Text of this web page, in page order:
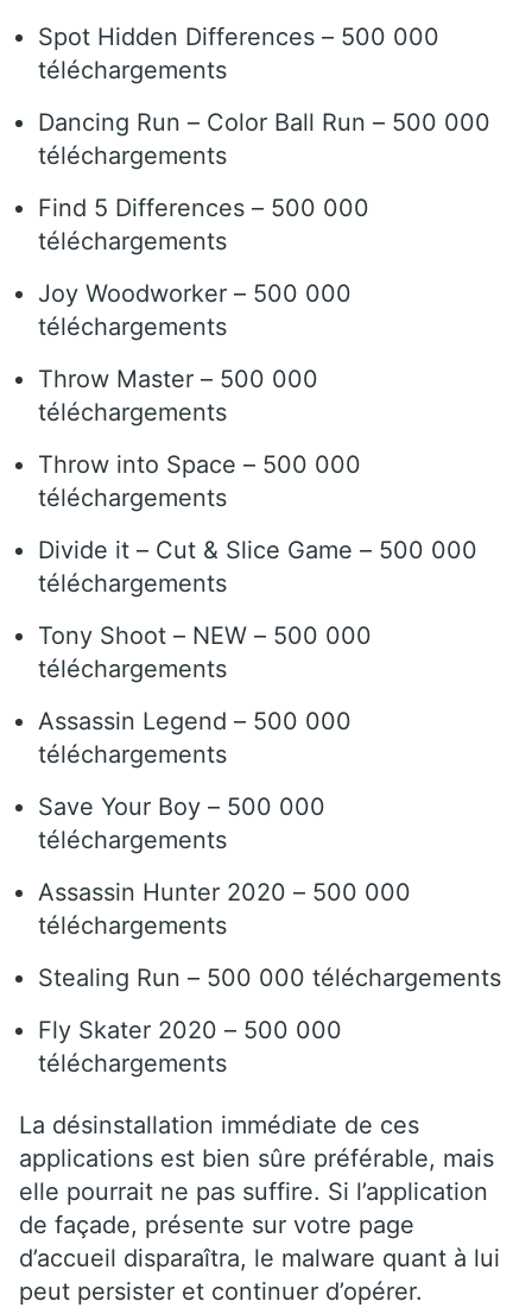
Spot Hidden Differences – 500 000
téléchargements
Dancing Run – Color Ball Run – 500 000
téléchargements
Find 5 Differences – 500 000
téléchargements
Joy Woodworker – 500 000
téléchargements
Throw Master – 500 000
téléchargements
Throw into Space – 500 000
téléchargements
Divide it – Cut & Slice Game – 500 000
téléchargements
Tony Shoot – NEW – 500 000
téléchargements
Assassin Legend – 500 000
téléchargements
Save Your Boy – 500 000
téléchargements
Assassin Hunter 2020 – 500 000
téléchargements
Stealing Run – 500 000 téléchargements
Fly Skater 2020 – 500 000
téléchargements
La désinstallation immédiate de ces
applications est bien sûre préférable, mais
elle pourrait ne pas suffire. Si l’application
de façade, présente sur votre page
d’accueil disparaîtra, le malware quant à lui
peut persister et continuer d’opérer.